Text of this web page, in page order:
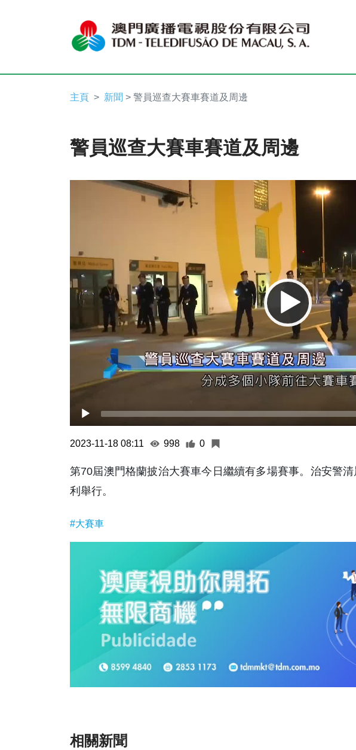
主頁 新聞 > 警員巡查大賽車賽道及周邊
警員巡查大賽車賽道及周邊
2023-11-18 08:11 998 0
第70屆澳門格蘭披治大賽車今日繼續有多場賽事。治安警
利舉行。
#大賽車
相關新聞